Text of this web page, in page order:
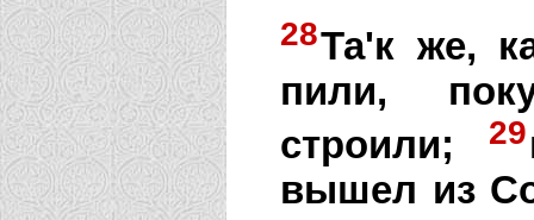
28Та'к же,
пили,
строили;
29
вышел из